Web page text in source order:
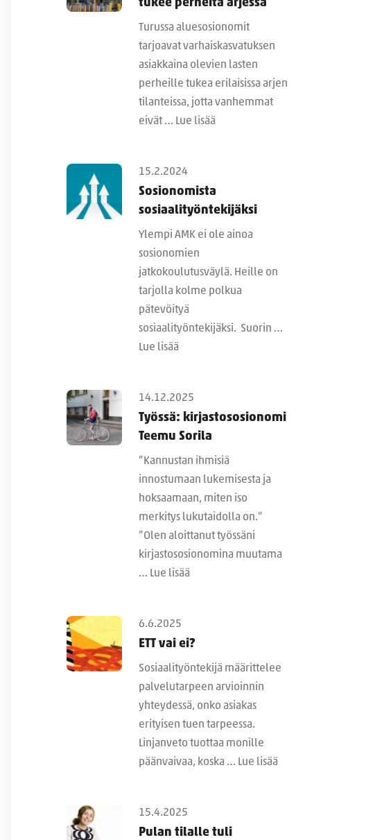
tukee perheitä arjessa
Turussa aluesosionomit
tarjoavat varhaiskasvatuksen
asiakkaina olevien lasten
perheille tukea erilaisissa arjen
tilanteissa, jotta vanhemmat
eivät … Lue lisää
15.2.2024
Sosionomista
sosiaalityöntekijäksi
Ylempi AMK ei ole ainoa
sosionomien
jatkokoulutusväylä. Heille on
tarjolla kolme polkua
pätevöityä
sosiaalityöntekijäksi. Suorin …
Lue lisää
14.12.2025
Työssä: kirjastososionomi
Teemu Sorila
”Kannustan ihmisiä
innostumaan lukemisesta ja
hoksaamaan, miten iso
merkitys lukutaidolla on.”
”Olen aloittanut työssäni
kirjastososionomina muutama
… Lue lisää
6.6.2025
ETT vai ei?
Sosiaalityöntekijä määrittelee
palvelutarpeen arvioinnin
yhteydessä, onko asiakas
erityisen tuen tarpeessa.
Linjanveto tuottaa monille
päänvaivaa, koska … Lue lisää
15.4.2025
Pulan tilalle tuli